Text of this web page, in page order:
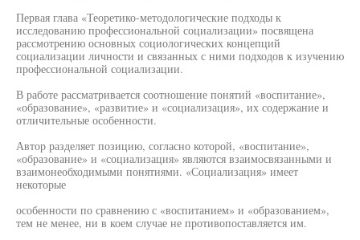
Первая глава «Теоретико-методологические подходы к
исследованию профессиональной социализации» посвящена
рассмотрению основных социологических концепций
социализации личности и связанных с ними подходов к изучению
профессиональной социализации.
В работе рассматривается соотношение понятий «воспитание»,
«образование», «развитие» и «социализация», их содержание и
отличительные особенности.
Автор разделяет позицию, согласно которой, «воспитание»,
«образование» и «социализация» являются взаимосвязанными и
взаимонеобходимыми понятиями. «Социализация» имеет
некоторые
особенности по сравнению с «воспитанием» и «образованием»,
тем не менее, ни в коем случае не противопоставляется им.